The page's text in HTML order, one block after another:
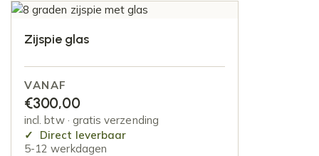
Zijspie glas
VANAF
€300,00
incl. btw · gratis verzending
Direct leverbaar
5-12 werkdagen